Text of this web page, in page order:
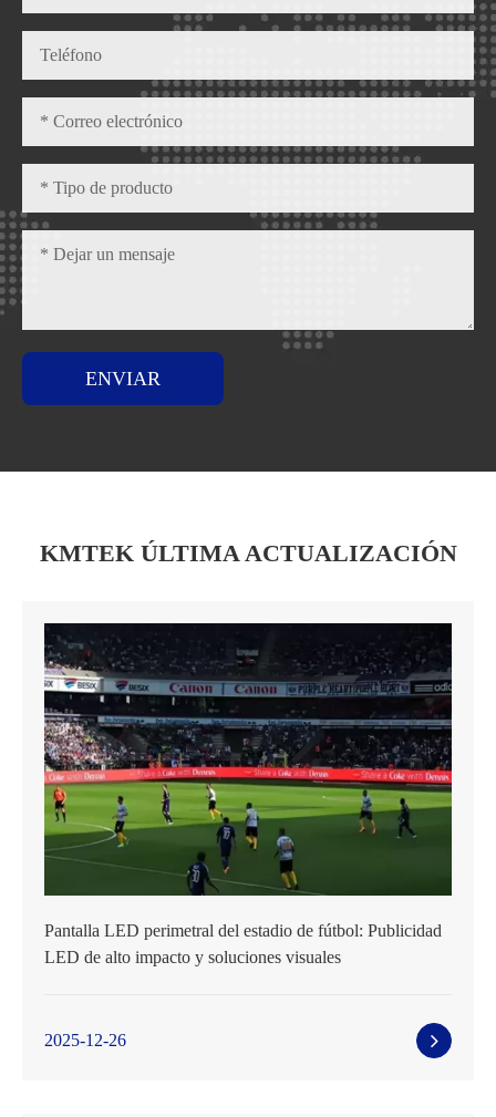
ENVIAR
KMTEK ÚLTIMA ACTUALIZACIÓN
Pantalla LED perimetral del estadio de fútbol: Publicidad
LED de alto impacto y soluciones visuales
2025-12-26